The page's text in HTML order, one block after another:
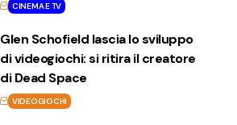
CINEMA E TV
Glen Schofield lascia lo sviluppo
di videogiochi: si ritira il creatore
di Dead Space
VIDEOGIOCHI